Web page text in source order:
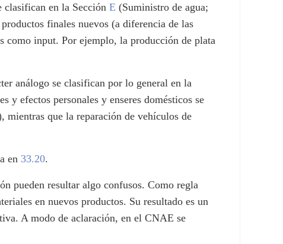
clasifican en la SecciónE (Suministro de agua;
finales nuevos (a diferencia de las
como input. Por ejemplo, la producción de plata
análogo se clasifican por lo general en la
y efectos personales y enseres domésticos se
mientras que la reparación de vehículos de
en 33.20.
pueden resultar algo confusos. Como regla
en nuevos productos. Su resultado es un
A modo de aclaración, en el CNAE se